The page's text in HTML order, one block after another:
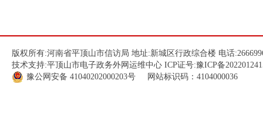
版权所有:河南省平顶山市信访局 地址:新城区行政综合楼 电话
技术支持:平顶山市电子政务外网运维中心 ICP证号:豫ICP备
豫公网安备 41040202000203号 网站标识码：4104000036